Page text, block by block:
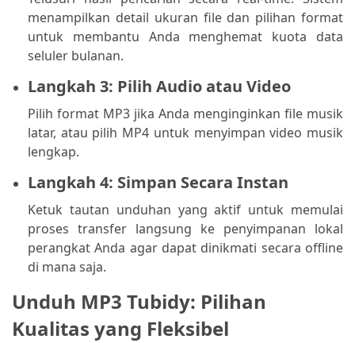
menampilkan detail ukuran file dan pilihan format
untuk membantu Anda menghemat kuota data
seluler bulanan.
Langkah 3: Pilih Audio atau Video
Pilih format MP3 jika Anda menginginkan file musik
latar, atau pilih MP4 untuk menyimpan video musik
lengkap.
Langkah 4: Simpan Secara Instan
Ketuk tautan unduhan yang aktif untuk memulai
proses transfer langsung ke penyimpanan lokal
perangkat Anda agar dapat dinikmati secara offline
di mana saja.
Unduh MP3 Tubidy: Pilihan
Kualitas yang Fleksibel